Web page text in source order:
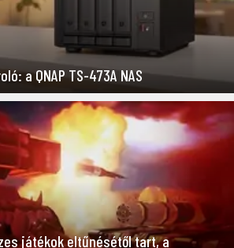
a QNAP TS-473A NAS
játékok eltűnésétől tart, a